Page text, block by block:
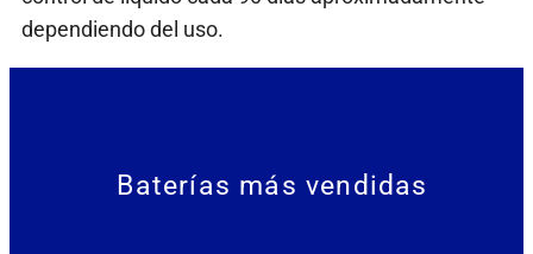
dependiendo del uso.
Baterías más vendidas